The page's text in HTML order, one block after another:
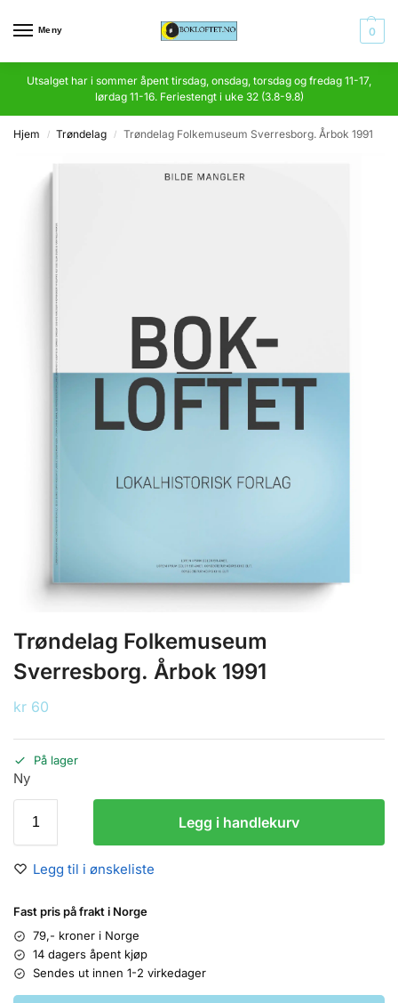
Meny 0
Utsalget har i sommer åpent tirsdag, onsdag, torsdag og fredag 11-17,
lørdag 11-16. Feriestengt i uke 32 (3.8-9.8)
Hjem / Trøndelag / Trøndelag Folkemuseum Sverresborg. Årbok 1991
Trøndelag Folkemuseum
Sverresborg. Årbok 1991
kr 60
På lager
Ny
Legg i handlekurv
Legg til i ønskeliste
Fast pris på frakt i Norge
79,- kroner i Norge
14 dagers åpent kjøp
Sendes ut innen 1-2 virkedager